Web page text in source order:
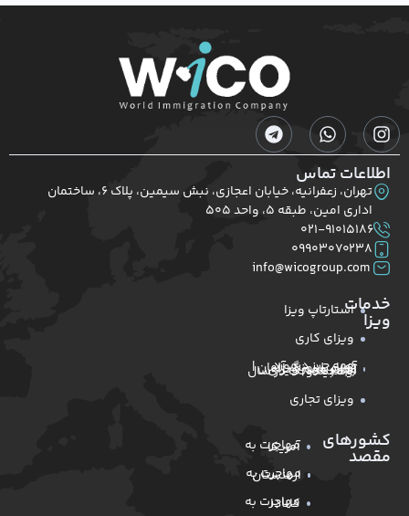
اطلاعات تماس
تهران، زعفرانیه، خیابان اعجازی، نبش سیمین، پلاک ۶، ساختمان
اداری امین، طبقه ۵، واحد ۵۰۵
۰۲۱-۹۱۰۱۵۱۸۶
۰۹۹۰۳۰۷۰۲۳۸
خدمات
ویزا استارتاپ ویزا
ویزای کاری
همه چیز درمورد آوسبیلدونگ آلمان | نکات مهم ویزای آوسبیلدونگ در سال ۲۰۲۶
ویزای تجاری
کشورهای
مقصد
مهاجرت به آمریکا
مهاجرت به ارمنستان
مهاجرت به کانادا